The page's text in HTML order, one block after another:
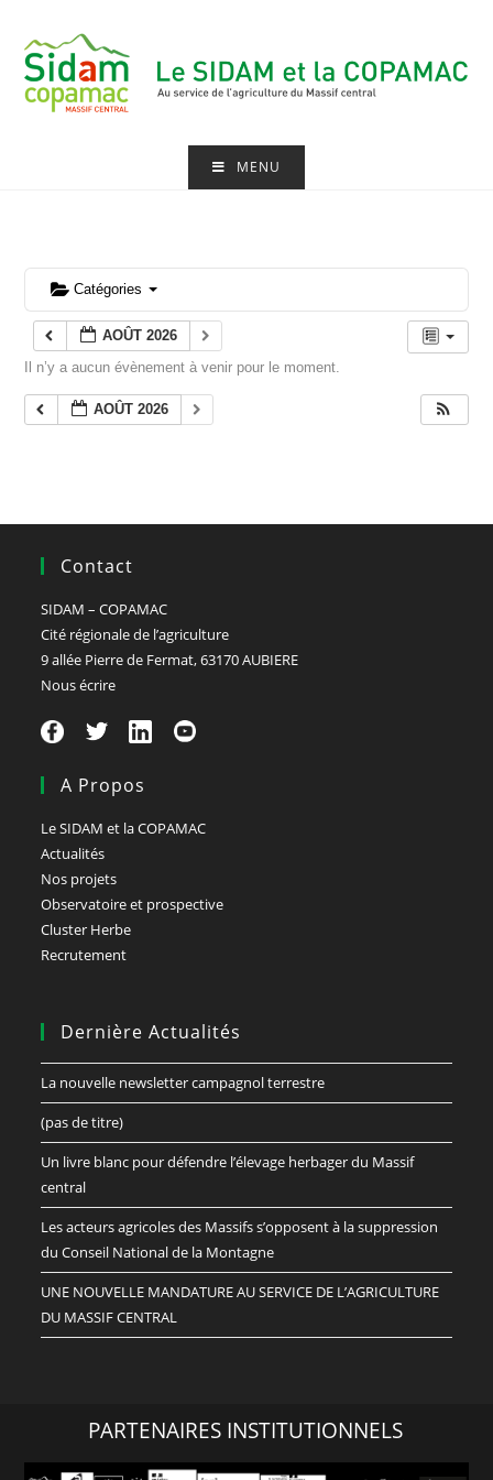
content
MENU
Catégories
AOÛT 2026
Il n’y a aucun évènement à venir pour le moment.
AOÛT 2026
Contact
SIDAM – COPAMAC
Cité régionale de l’agriculture
9 allée Pierre de Fermat, 63170 AUBIERE
Nous écrire
A Propos
Le SIDAM et la COPAMAC
Actualités
Nos projets
Observatoire et prospective
Cluster Herbe
Recrutement
Dernière Actualités
La nouvelle newsletter campagnol terrestre
(pas de titre)
Un livre blanc pour défendre l’élevage herbager du Massif
central
Les acteurs agricoles des Massifs s’opposent à la suppression
du Conseil National de la Montagne
UNE NOUVELLE MANDATURE AU SERVICE DE L’AGRICULTURE
DU MASSIF CENTRAL
PARTENAIRES INSTITUTIONNELS